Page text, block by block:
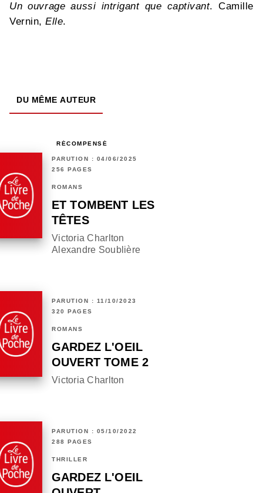
Un ouvrage aussi intrigant que captivant. Camille
Vernin,Elle.
DU MÊME AUTEUR
RÉCOMPENSÉ
PARUTION : 04/06/2025
256 PAGES
ROMANS
ET TOMBENT LES
TÊTES
Victoria Charlton
Alexandre Soublière
PARUTION : 11/10/2023
320 PAGES
ROMANS
GARDEZ L'OEIL
OUVERT TOME 2
Victoria Charlton
PARUTION : 05/10/2022
288 PAGES
THRILLER
GARDEZ L'OEIL